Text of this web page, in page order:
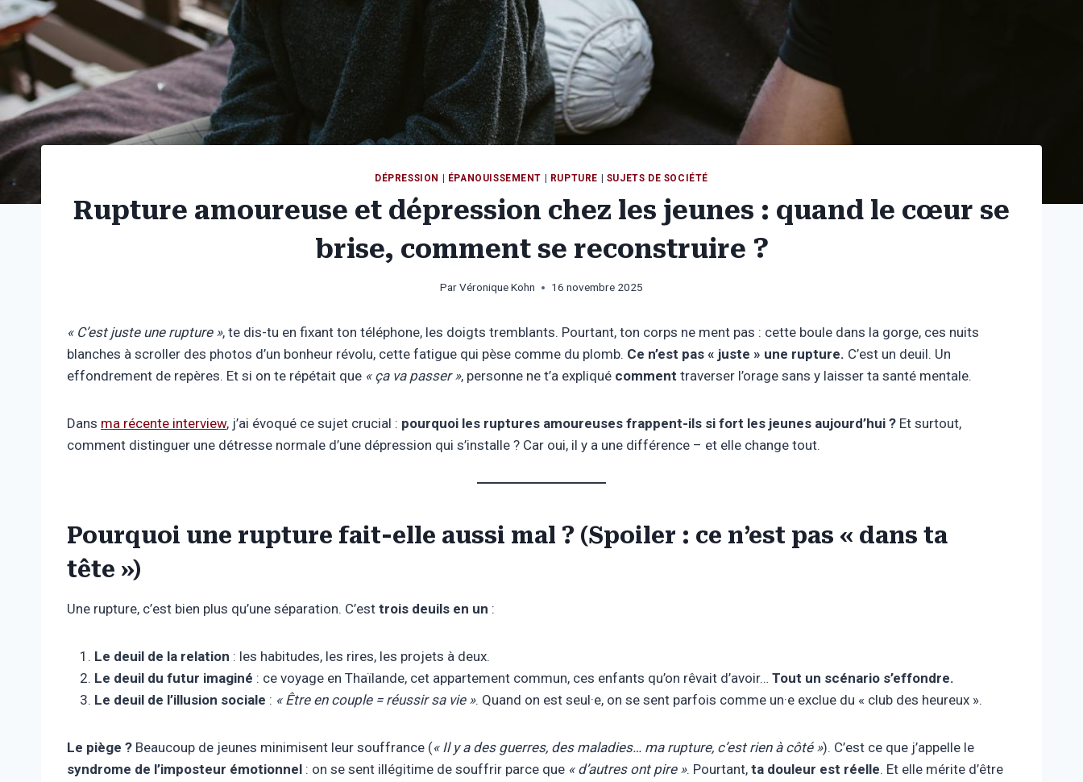
DÉPRESSION ÉPANOUISSEMENT RUPTURE SUJETS DE SOCIÉTÉ
Rupture amoureuse et dépression chez les jeunes : quand le cœur se
brise, comment se reconstruire ?
ParVéronique Kohn 16 novembre 2025
« C’est juste une rupture », te dis-tu en fixant ton téléphone, les doigts tremblants. Pourtant, ton corps ne ment pas : cette boule dans la gorge, ces nuits
blanches à scroller des photos d’un bonheur révolu, cette fatigue qui pèse comme du plomb. Ce n’est pas « juste » une rupture. C’est un deuil. Un
effondrement de repères. Et si on te répétait que « ça va passer », personne ne t’a expliqué comment traverser l’orage sans y laisser ta santé mentale.
Dans ma récente interview, j’ai évoqué ce sujet crucial : pourquoi les ruptures amoureuses frappent-ils si fort les jeunes aujourd’hui ? Et surtout,
comment distinguer une détresse normale d’une dépression qui s’installe ? Car oui, il y a une différence – et elle change tout.
Pourquoi une rupture fait-elle aussi mal ? (Spoiler : ce n’est pas « dans ta
tête »)
Une rupture, c’est bien plus qu’une séparation. C’est trois deuils en un :
Le deuil de la relation : les habitudes, les rires, les projets à deux.
Le deuil du futur imaginé : ce voyage en Thaïlande, cet appartement commun, ces enfants qu’on rêvait d’avoir… Tout un scénario s’effondre.
Le deuil de l’illusion sociale : « Être en couple = réussir sa vie ». Quand on est seul·e, on se sent parfois comme un·e exclue du « club des heureux ».
Le piège ? Beaucoup de jeunes minimisent leur souffrance (« Il y a des guerres, des maladies… ma rupture, c’est rien à côté »). C’est ce que j’appelle le
syndrome de l’imposteur émotionnel : on se sent illégitime de souffrir parce que « d’autres ont pire ». Pourtant, ta douleur est réelle. Et elle mérite d’être